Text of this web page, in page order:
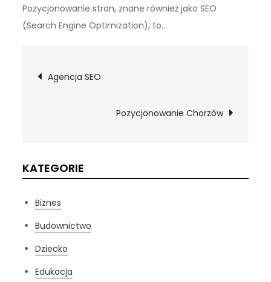
Pozycjonowanie stron, znane również jako SEO
(Search Engine Optimization), to…
Nawigacja
Agencja SEO
Pozycjonowanie Chorzów
KATEGORIE
Biznes
Budownictwo
Dziecko
Edukacja